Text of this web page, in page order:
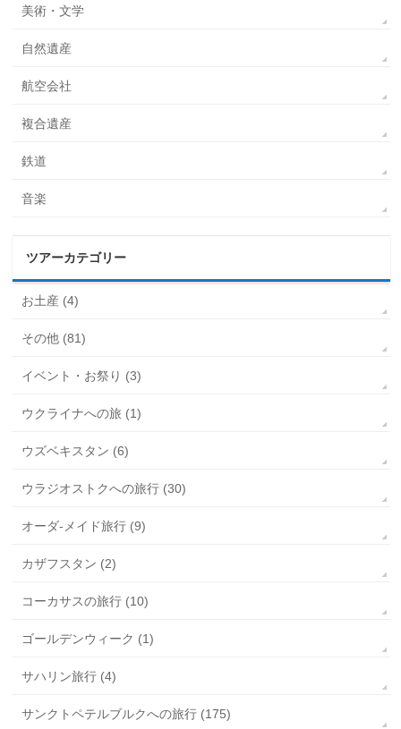
美術・文学
自然遺産
航空会社
複合遺産
鉄道
音楽
ツアーカテゴリー
お土産 (4)
その他 (81)
イベント・お祭り (3)
ウクライナへの旅 (1)
ウズベキスタン (6)
ウラジオストクへの旅行 (30)
オーダ-メイド旅行 (9)
カザフスタン (2)
コーカサスの旅行 (10)
ゴールデンウィーク (1)
サハリン旅行 (4)
サンクトペテルブルクへの旅行 (175)